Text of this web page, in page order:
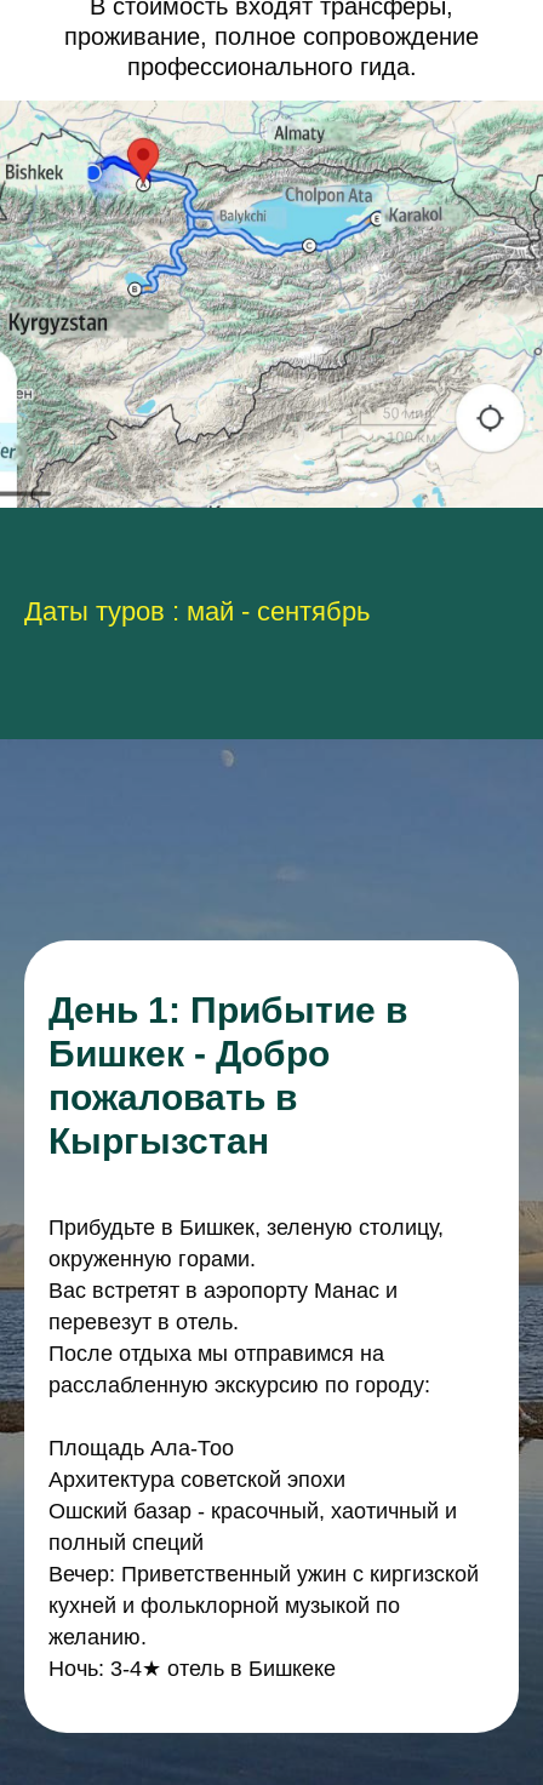
В стоимость входят трансферы,
проживание, полное сопровождение
профессионального гида.
Даты туров : май - сентябрь
День 1: Прибытие в
Бишкек - Добро
пожаловать в
Кыргызстан
Прибудьте в Бишкек, зеленую столицу,
окруженную горами.
Вас встретят в аэропорту Манас и
перевезут в отель.
После отдыха мы отправимся на
расслабленную экскурсию по городу:
Площадь Ала-Тоо
Архитектура советской эпохи
Ошский базар - красочный, хаотичный и
полный специй
Вечер: Приветственный ужин с киргизской
кухней и фольклорной музыкой по
желанию.
Ночь: 3-4★ отель в Бишкеке